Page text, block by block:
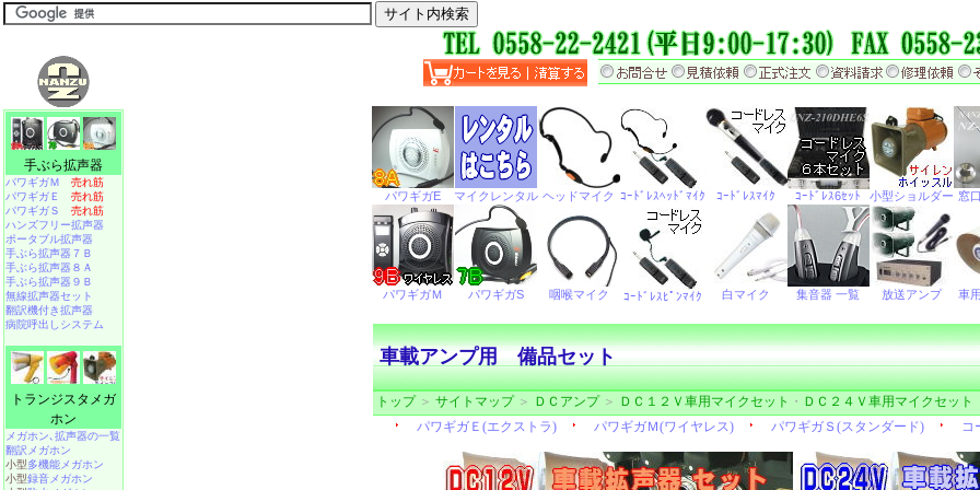
車載アンプ用 備品セット
トップ＞ サイトマップ＞ ＤＣアンプ＞ ＤＣ１２Ｖ車用マイクセット ・ ＤＣ２４Ｖ車用マイクセット
手ぶら拡声器
パワギガＭ 売れ筋
パワギガＥ 売れ筋
パワギガＳ 売れ筋
ハンズフリー拡声器
ポータブル拡声器
手ぶら拡声器７Ｂ
手ぶら拡声器８Ａ
手ぶら拡声器９Ｂ
無線拡声器セット
翻訳機付き拡声器
病院呼出しシステム
トランジスタメガ
ホン
メガホン､拡声器の一覧
翻訳メガホン
小型多機能メガホン
小型録音メガホン